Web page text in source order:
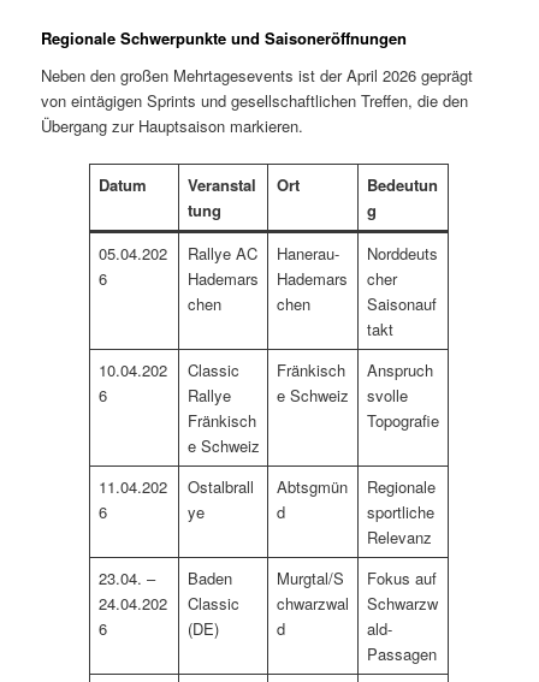
Regionale Schwerpunkte und Saisoneröffnungen
Neben den großen Mehrtagesevents ist der April 2026 geprägt
von eintägigen Sprints und gesellschaftlichen Treffen, die den
Übergang zur Hauptsaison markieren.
Datum
Veranstal
tung
Ort
Bedeutun
g
05.04.202
6
Rallye AC
Hademars
chen
Hanerau-
Hademars
chen
Norddeuts
cher
Saisonauf
takt
10.04.202
6
Classic
Rallye
Fränkisch
e Schweiz
Fränkisch
e Schweiz
Anspruch
svolle
Topografie
11.04.202
6
Ostalbrall
ye
Abtsgmün
d
Regionale
sportliche
Relevanz
23.04. –
24.04.202
6
Baden
Classic
(DE)
Murgtal/S
chwarzwal
d
Fokus auf
Schwarzw
ald-
Passagen